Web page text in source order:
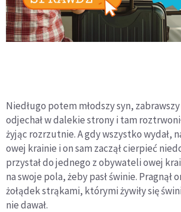
Niedługo potem młodszy syn,
odjechał w dalekie strony i tam
żyjąc rozrzutnie. A gdy wszystko wydał,
owej krainie i on sam zaczął cierpieć
przystał do jednego z obywateli owej
na swoje pola, żeby pasł świnie. Pragnął
żołądek strąkami, którymi żywiły się
nie dawał.